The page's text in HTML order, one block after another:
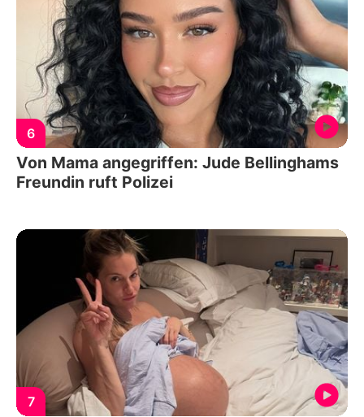
6
Von Mama angegriffen: Jude Bellinghams
Freundin ruft Polizei
7